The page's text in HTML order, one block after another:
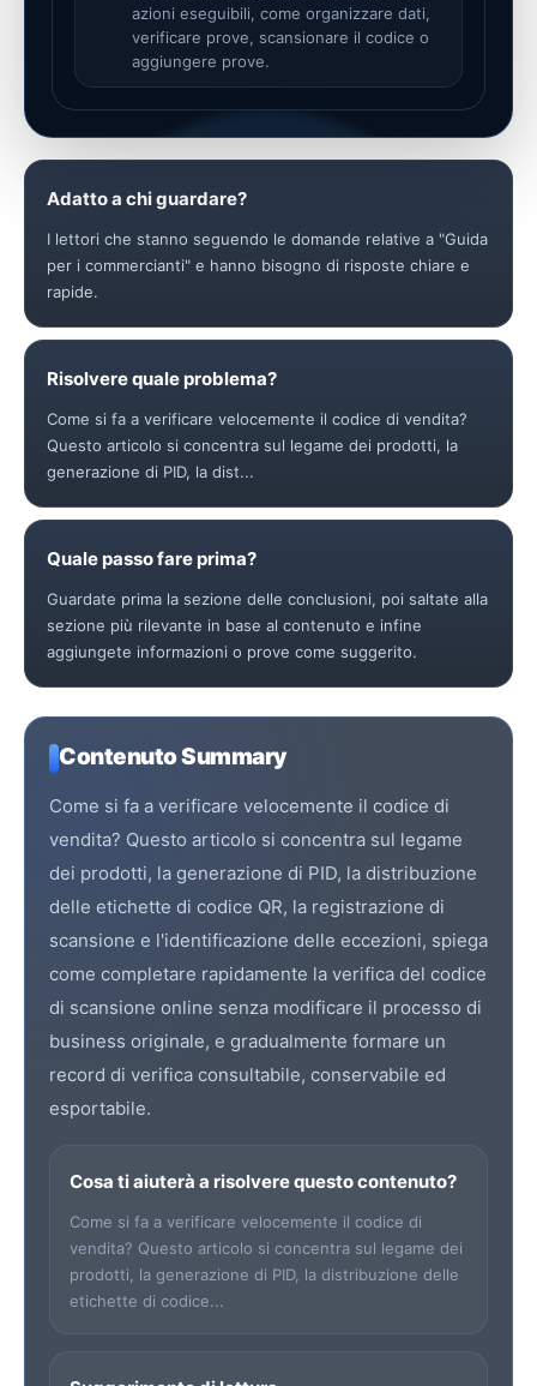
azioni eseguibili, come organizzare dati,
verificare prove, scansionare il codice o
aggiungere prove.
Adatto a chi guardare?
I lettori che stanno seguendo le domande relative a "Guida
per i commercianti" e hanno bisogno di risposte chiare e
rapide.
Risolvere quale problema?
Come si fa a verificare velocemente il codice di vendita?
Questo articolo si concentra sul legame dei prodotti, la
generazione di PID, la dist...
Quale passo fare prima?
Guardate prima la sezione delle conclusioni, poi saltate alla
sezione più rilevante in base al contenuto e infine
aggiungete informazioni o prove come suggerito.
Contenuto Summary
Come si fa a verificare velocemente il codice di
vendita? Questo articolo si concentra sul legame
dei prodotti, la generazione di PID, la distribuzione
delle etichette di codice QR, la registrazione di
scansione e l'identificazione delle eccezioni, spiega
come completare rapidamente la verifica del codice
di scansione online senza modificare il processo di
business originale, e gradualmente formare un
record di verifica consultabile, conservabile ed
esportabile.
Cosa ti aiuterà a risolvere questo contenuto?
Come si fa a verificare velocemente il codice di
vendita? Questo articolo si concentra sul legame dei
prodotti, la generazione di PID, la distribuzione delle
etichette di codice...